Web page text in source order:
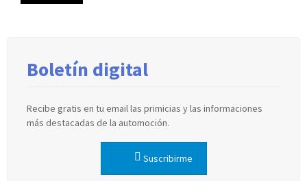
Boletín digital
Recibe gratis en tu email las primicias y las informaciones
más destacadas de la automoción.
Suscribirme